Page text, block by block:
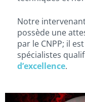
Notre
possède une
par le CNPP; il
spécialistes
d’excellence.